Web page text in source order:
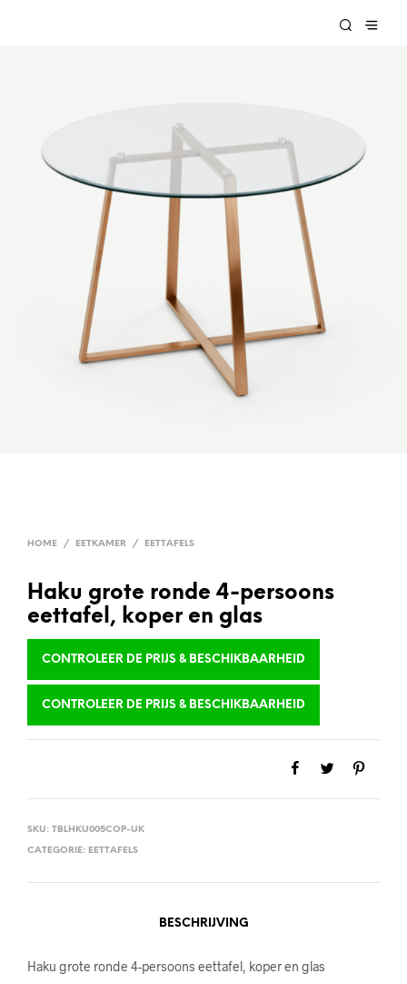
HOME / EETKAMER / EETTAFELS
Haku grote ronde 4-persoons
eettafel, koper en glas
CONTROLEER DE PRIJS & BESCHIKBAARHEID
CONTROLEER DE PRIJS & BESCHIKBAARHEID
SKU: TBLHKU005COP-UK
CATEGORIE: EETTAFELS
BESCHRIJVING
Haku grote ronde 4-persoons eettafel, koper en glas